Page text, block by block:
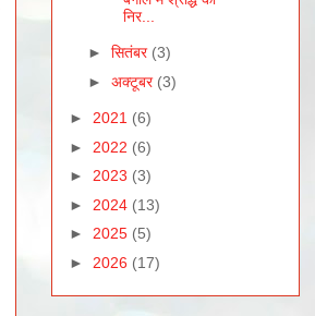
निर...
► सितंबर (3)
► अक्टूबर (3)
► 2021 (6)
► 2022 (6)
► 2023 (3)
► 2024 (13)
► 2025 (5)
► 2026 (17)